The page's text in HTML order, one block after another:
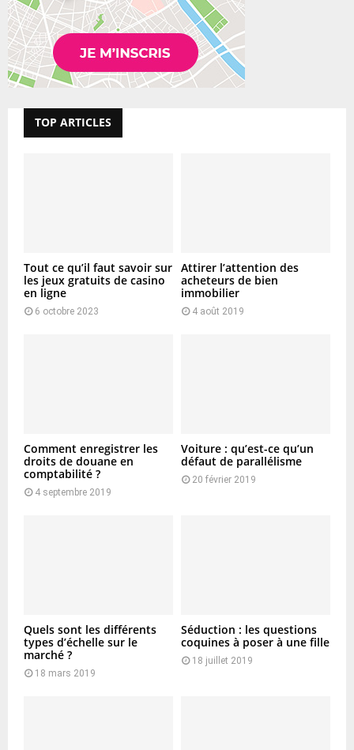
TOP ARTICLES
Tout ce qu’il faut savoir sur
les jeux gratuits de casino
en ligne
6 octobre 2023
Attirer l’attention des
acheteurs de bien
immobilier
4 août 2019
Comment enregistrer les
droits de douane en
comptabilité ?
4 septembre 2019
Voiture : qu’est-ce qu’un
défaut de parallélisme
20 février 2019
Quels sont les différents
types d’échelle sur le
marché ?
18 mars 2019
Séduction : les questions
coquines à poser à une fille
18 juillet 2019